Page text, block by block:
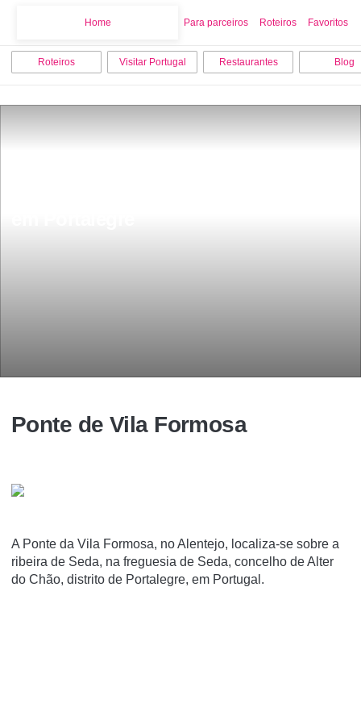
Home Para parceiros Roteiros Favoritos
Roteiros Visitar Portugal Restaurantes Blog
Ponte de Vila Formosa
A Ponte da Vila Formosa, no Alentejo, localiza-se sobre a
ribeira de Seda, na freguesia de Seda, concelho de Alter
do Chão, distrito de Portalegre, em Portugal.